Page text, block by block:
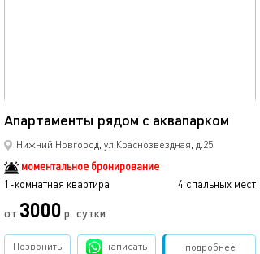
Апартаменты рядом с аквапарком
Нижний Новгород, ул.Краснозвёздная, д.25
моментальное бронирование
1-комнатная квартира
4 спальных мест
от 3000 р. сутки
подробнее
Позвонить написать Забронировать